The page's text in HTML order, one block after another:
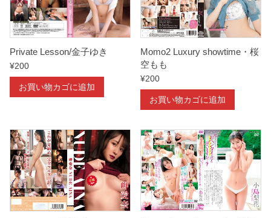
Private Lesson/金子ゆき
¥200
お買い物カゴに追加
Momo2 Luxury showtime・桜
空もも
¥200
お買い物カゴに追加